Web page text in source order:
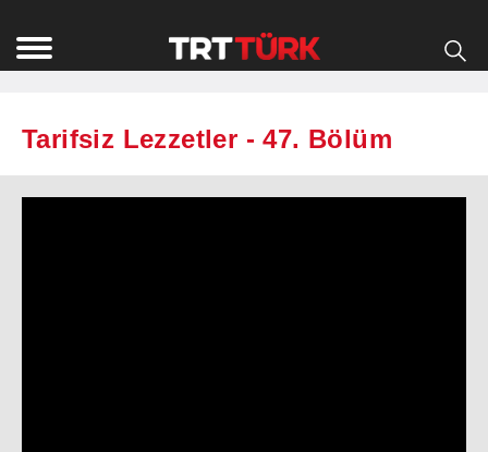
Tarifsiz Lezzetler - 47. Bölüm